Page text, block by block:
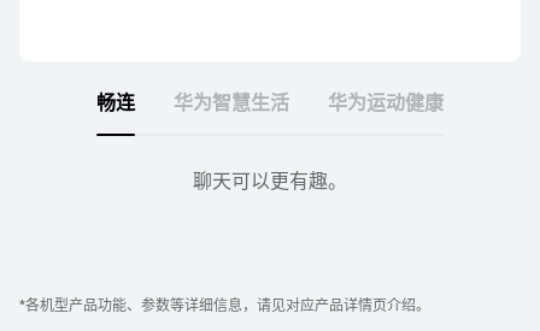
聊天可以更有趣。
智能家居大管家。
为全家的健康加分。
畅连 华为智慧生活 华为运动健康
*各机型产品功能、参数等详细信息，请见对应产品详情页介绍。